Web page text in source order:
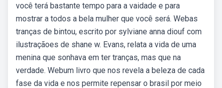
você terá bastante tempo para a vaidade e para
mostrar a todos a bela mulher que você será. Webas
tranças de bintou, escrito por sylviane anna diouf com
ilustraçãoes de shane w. Evans, relata a vida de uma
menina que sonhava em ter tranças, mas que na
verdade. Webum livro que nos revela a beleza de cada
fase da vida e nos permite repensar o brasil por meio